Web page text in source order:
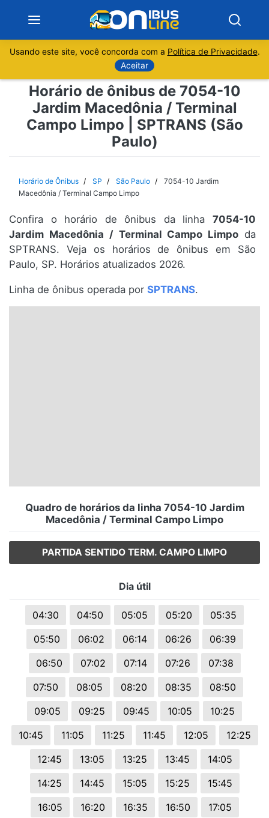
Sobre
Minas Gerais
Rio de Janeiro
Espírito Santo
Paraná
Usando este site, você concorda com a Política de Privacidade.
Aceitar
Horário de ônibus de 7054-10
Jardim Macedônia / Terminal
Campo Limpo | SPTRANS (São
Paulo)
Horário de Ônibus SP São Paulo
7054-10 Jardim
Macedônia / Terminal Campo Limpo
Confira o horário de ônibus da linha 7054-10
Jardim Macedônia / Terminal Campo Limpo da
SPTRANS. Veja os horários de ônibus em São
Paulo, SP. Horários atualizados 2026.
Linha de ônibus operada por SPTRANS.
Quadro de horários da linha 7054-10 Jardim
Macedônia / Terminal Campo Limpo
PARTIDA SENTIDO TERM. CAMPO LIMPO
Dia útil
04:30 04:50 05:05 05:20
05:35
05:50
06:02 06:14 06:26
06:39
06:50
07:02 07:14 07:26
07:38
07:50
08:05 08:20 08:35
08:50
09:05
09:25 09:45 10:05
10:25
10:45
11:05 11:25 11:45 12:05
12:25
12:45
13:05 13:25 13:45
14:05
14:25
14:45 15:05 15:25
15:45
16:05
16:20 16:35 16:50
17:05